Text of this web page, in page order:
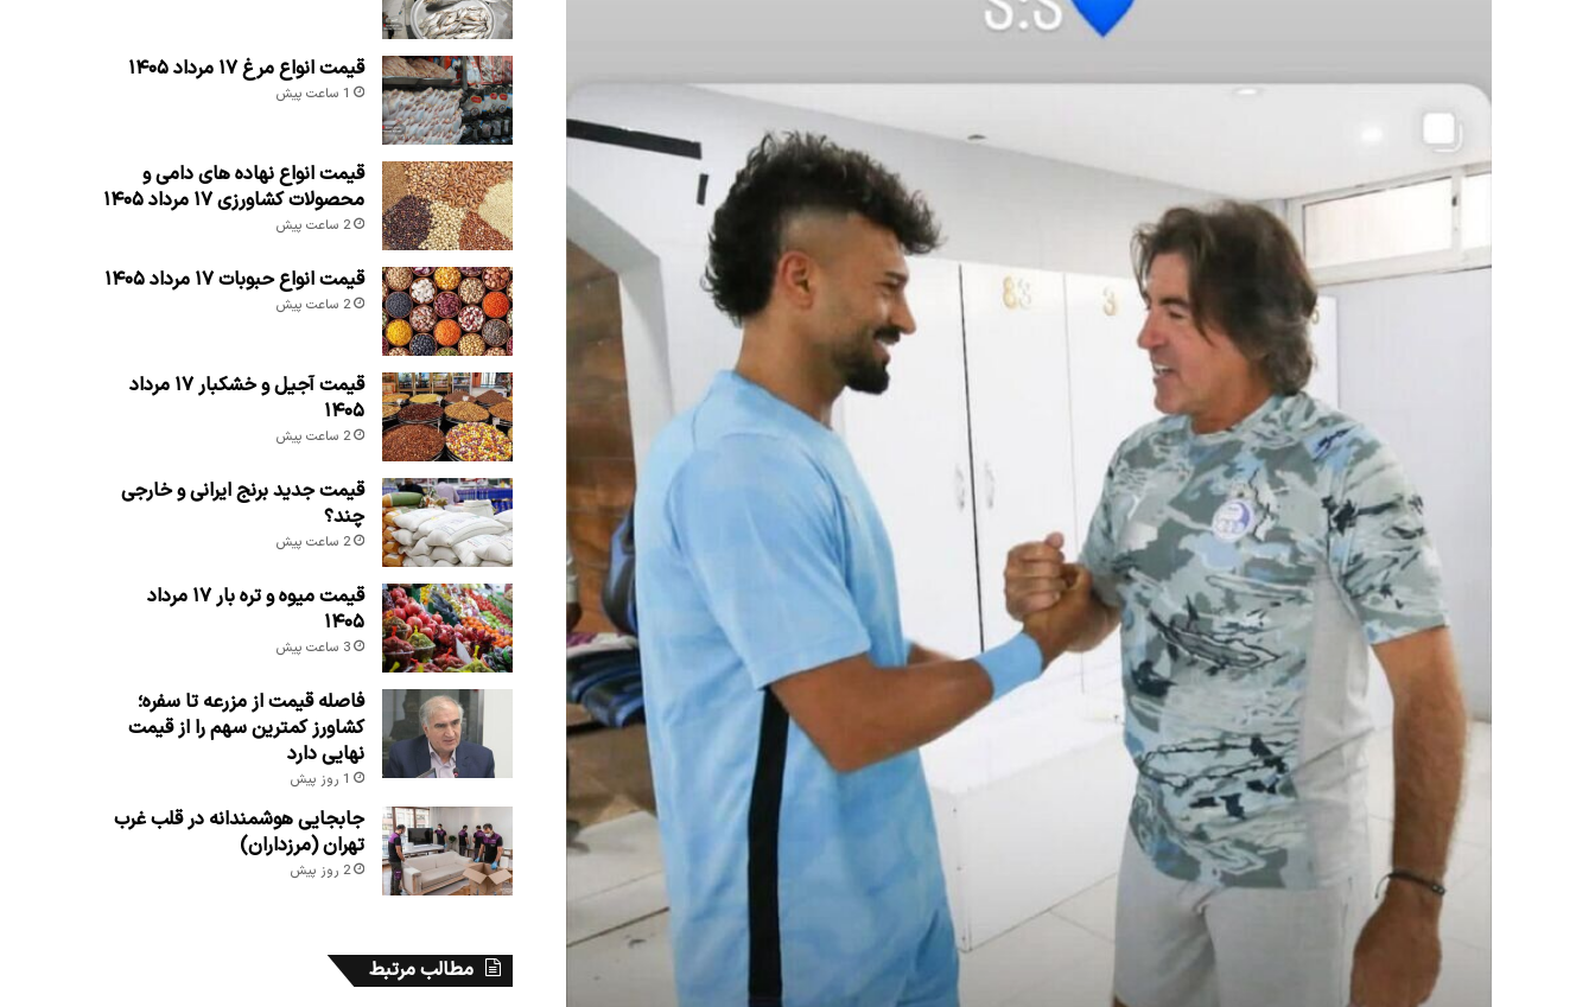
قیمت انواع مرغ ۱۷ مرداد ۱۴۰۵
1 ساعت پیش
قیمت انواع نهاده های دامی و
محصولات کشاورزی ۱۷ مرداد ۱۴۰۵
2 ساعت پیش
قیمت انواع حبوبات ۱۷ مرداد ۱۴۰۵
2 ساعت پیش
قیمت آجیل و خشکبار ۱۷ مرداد
۱۴۰۵
2 ساعت پیش
قیمت جدید برنج ایرانی و خارجی
چند؟
2 ساعت پیش
قیمت میوه و تره بار ۱۷ مرداد
۱۴۰۵
3 ساعت پیش
فاصله قیمت از مزرعه تا سفره؛
کشاورز کمترین سهم را از قیمت
نهایی دارد
1 روز پیش
جابجایی هوشمندانه در قلب غرب
تهران (مرزداران)
2 روز پیش
مطالب مرتبط